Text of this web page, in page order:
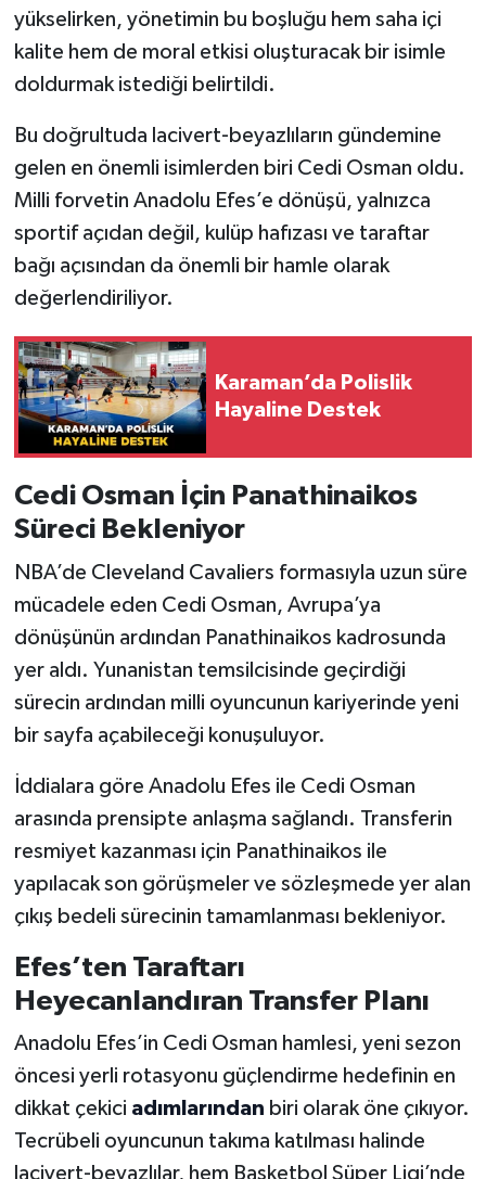
yükselirken, yönetimin bu boşluğu hem saha içi
kalite hem de moral etkisi oluşturacak bir isimle
doldurmak istediği belirtildi.
Bu doğrultuda lacivert-beyazlıların gündemine
gelen en önemli isimlerden biri Cedi Osman oldu.
Milli forvetin Anadolu Efes’e dönüşü, yalnızca
sportif açıdan değil, kulüp hafızası ve taraftar
bağı açısından da önemli bir hamle olarak
değerlendiriliyor.
Karaman’da Polislik
Hayaline Destek
Cedi Osman İçin Panathinaikos
Süreci Bekleniyor
NBA’de Cleveland Cavaliers formasıyla uzun süre
mücadele eden Cedi Osman, Avrupa’ya
dönüşünün ardından Panathinaikos kadrosunda
yer aldı. Yunanistan temsilcisinde geçirdiği
sürecin ardından milli oyuncunun kariyerinde yeni
bir sayfa açabileceği konuşuluyor.
İddialara göre Anadolu Efes ile Cedi Osman
arasında prensipte anlaşma sağlandı. Transferin
resmiyet kazanması için Panathinaikos ile
yapılacak son görüşmeler ve sözleşmede yer alan
çıkış bedeli sürecinin tamamlanması bekleniyor.
Efes’ten Taraftarı
Heyecanlandıran Transfer Planı
Anadolu Efes’in Cedi Osman hamlesi, yeni sezon
öncesi yerli rotasyonu güçlendirme hedefinin en
dikkat çekici adımlarından biri olarak öne çıkıyor.
Tecrübeli oyuncunun takıma katılması halinde
lacivert-beyazlılar, hem Basketbol Süper Ligi’nde